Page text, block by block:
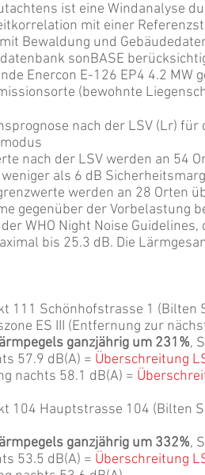
ist eine Windanalyse
mit einer
Bewaldung und
sonBASE
Enercon E-126 EP4 4.2
(bewohnte
nach der LSV (Lr) für
nach der LSV werden an 54
als 6 dB
werden an 28 Orten
gegenüber der Vorbelastung
WHO Night Noise
bis 25.3 dB. Die
111 Schönhofstrasse 1 (Bilten
ES III (Entfernung zur
ganzjährig um 231%,
57.9 dB(A) = Überschreitung
nachts 58.1 dB(A) =
104 Hauptstrasse 104 (Bilten
ganzjährig um 332%,
53.5 dB(A) = Überschreitung